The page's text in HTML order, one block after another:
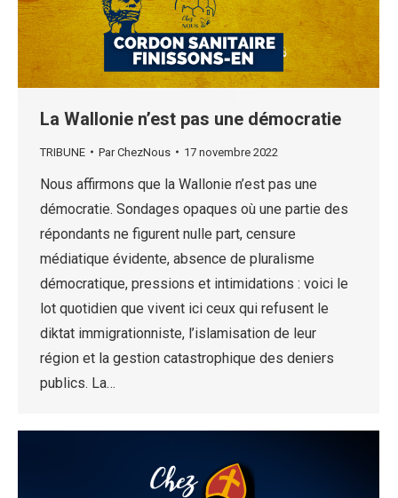
La Wallonie n’est pas une démocratie
TRIBUNE ParChezNous 17 novembre 2022
Nous affirmons que la Wallonie n’est pas une
démocratie. Sondages opaques où une partie des
répondants ne figurent nulle part, censure
médiatique évidente, absence de pluralisme
démocratique, pressions et intimidations : voici le
lot quotidien que vivent ici ceux qui refusent le
diktat immigrationniste, l’islamisation de leur
région et la gestion catastrophique des deniers
publics. La…